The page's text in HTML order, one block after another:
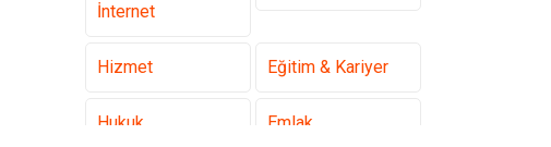
İnternet
Hizmet Eğitim & Kariyer
Hukuk Emlak